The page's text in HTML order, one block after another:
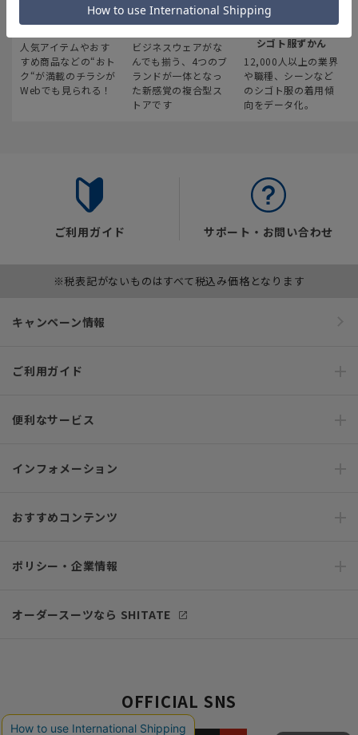
最新のお買い得情報
人気アイテムやおす
すめ商品などの“おト
ク“が満載のチラシが
Webでも見られる！
スーツスクエア
ビジネスウェアがな
んでも揃う、4つのブ
ランドが一体となっ
た新感覚の複合型ス
トアです
みんなの
シゴト服ずかん
12,000人以上の業界
や職種、シーンなど
のシゴト服の着用傾
向をデータ化。
ご利用ガイド サポート・お問い合わせ
※税表記がないものはすべて税込み価格となります
キャンペーン情報
ご利用ガイド
便利なサービス
インフォメーション
おすすめコンテンツ
ポリシー・企業情報
オーダースーツなら SHITATE
OFFICIAL SNS